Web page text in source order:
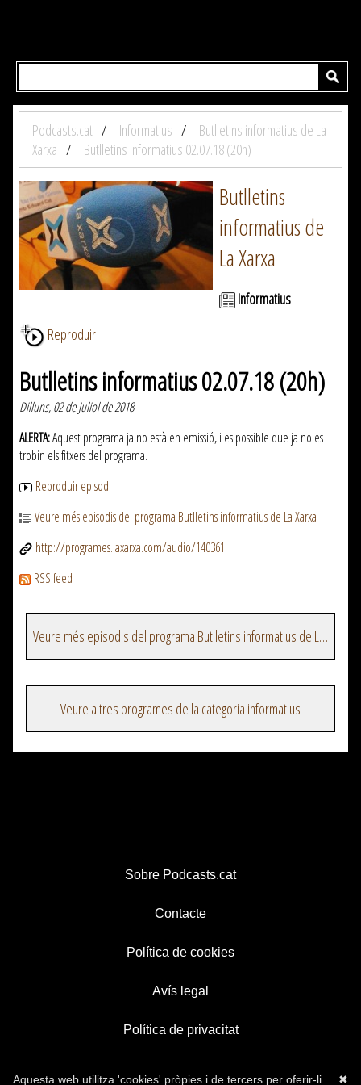
Podcasts.cat Informatius
Butlletins informatius de La
Xarxa
Butlletins informatius 02.07.18 (20h)
Butlletins
informatius de
La Xarxa
Informatius
Reproduir
Butlletins informatius 02.07.18 (20h)
Dilluns, 02 de Juliol de 2018
ALERTA:Aquest programa ja no està en emissió, i es possible que ja no es
trobin els fitxers del programa.
Reproduir episodi
Veure més episodis del programa Butlletins informatius de La Xarxa
http://programes.laxarxa.com/audio/140361
RSS feed
Veure més episodis del programa Butlletins informatius de La Xarxa
Veure altres programes de la categoria informatius
Sobre Podcasts.cat
Contacte
Política de cookies
Avís legal
Política de privacitat
✖
Aquesta web utilitza 'cookies' pròpies i de tercers per oferir-li